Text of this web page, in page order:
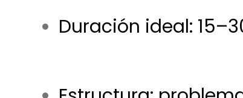
Duración ideal: